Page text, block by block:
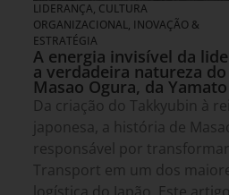
LIDERANÇA, CULTURA
ORGANIZACIONAL, INOVAÇÃO &
ESTRATÉGIA
A energia invisível da
a verdadeira natureza
Masao Ogura, da
Da criação do Takkyubin à
japonesa, a história de
responsável por
Transport em um dos